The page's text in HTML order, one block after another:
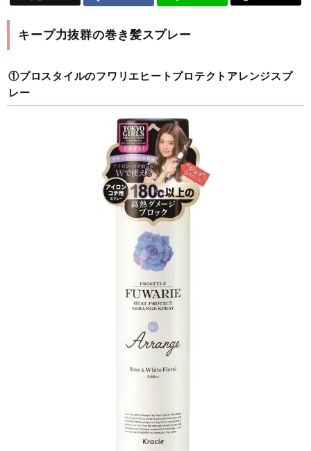
キープ力抜群の巻き髪スプレー
①プロスタイルのフワリエヒートプロテクトアレンジスプ
レー